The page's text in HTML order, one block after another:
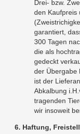
Drei- bzw.
den Kaufpreis
garantiert,
300 Tagen
die als
gedeckt
der Übergabe
ist der
Abkalbung
tragenden
wir insoweit
6. Haftung,